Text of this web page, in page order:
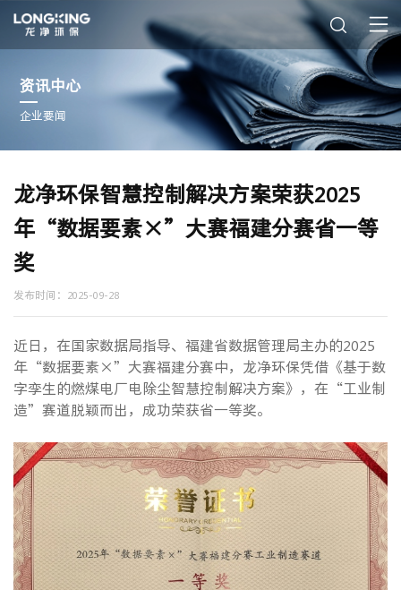
资讯中心
企业要闻
龙净环保智慧控制解决方案荣获2025
年“数据要素×”大赛福建分赛省一等
奖
发布时间：2025-09-28
近日，在国家数据局指导、福建省数据管理局主办的2025
年“数据要素×”大赛福建分赛中，龙净环保凭借《基于数
字孪生的燃煤电厂电除尘智慧控制解决方案》，在“工业制
造”赛道脱颖而出，成功荣获省一等奖。